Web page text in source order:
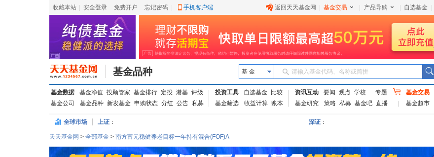
收藏本站 安全登录 免费开户 忘记密码 手机客户端 返回天天基金网 基金交易 产品导购 自选基金
基金品种 基 金 请输入基金代码、名称或简拼
基金数据 基金净值 投顾管家 基金排行 定投 港基 评级
基金公司
基金品种 新发基金 申购状态 分红 公告 私募
投资工具 自选基金
比较
基金筛选
收益计算 账本
资讯互动 要闻 观点 学校
专题
基金研究
策略 私募 基金吧 直播
基金交易
基金超市
全球市场 上证： 深证：
天天基金网 > 全部基金 > 南方富元稳健养老目标一年持有混合(FOF)A